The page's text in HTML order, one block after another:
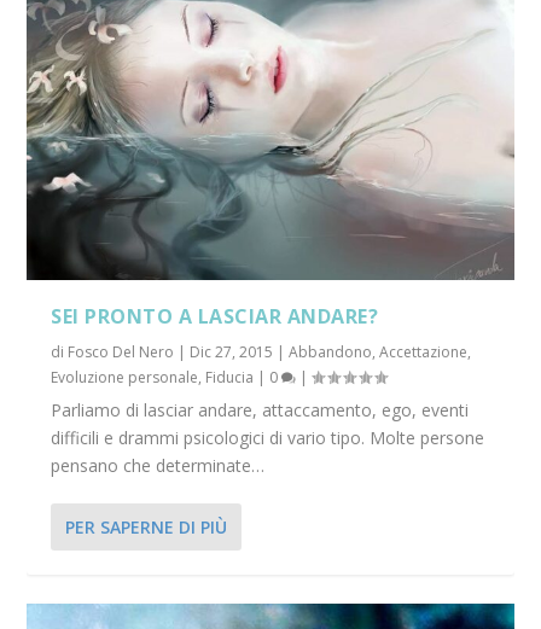
SEI PRONTO A LASCIAR ANDARE?
di Fosco Del Nero | Dic 27, 2015 |Abbandono,Accettazione,
Evoluzione personale, Fiducia | 0 |
Parliamo di lasciar andare, attaccamento, ego, eventi
difficili e drammi psicologici di vario tipo. Molte persone
pensano che determinate…
PER SAPERNE DI PIÙ